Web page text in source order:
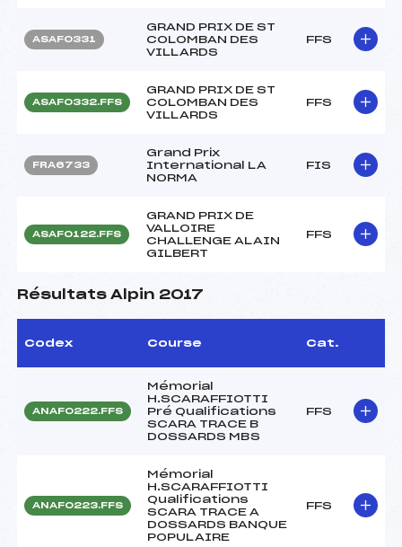
ASAF0331
GRAND PRIX DE ST
COLOMBAN DES
VILLARDS
FFS
ASAF0332.FFS
GRAND PRIX DE ST
COLOMBAN DES
VILLARDS
FFS
FRA6733
Grand Prix
International LA
NORMA
FIS
ASAF0122.FFS
GRAND PRIX DE
VALLOIRE
CHALLENGE ALAIN
GILBERT
FFS
Résultats Alpin 2017
Codex Course Cat.
ANAF0222.FFS
Mémorial
H.SCARAFFIOTTI
Pré Qualifications
SCARA TRACE B
DOSSARDS MBS
FFS
ANAF0223.FFS
Mémorial
H.SCARAFFIOTTI
Qualifications
SCARA TRACE A
DOSSARDS BANQUE
POPULAIRE
FFS